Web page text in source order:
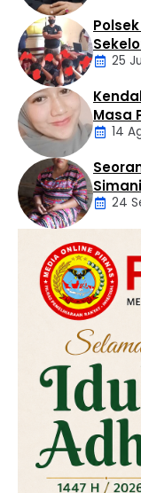
Artikel
Daerah
25
Artikel
Masa
14
Daerah
Hukum
Kriminal
Labusel
24